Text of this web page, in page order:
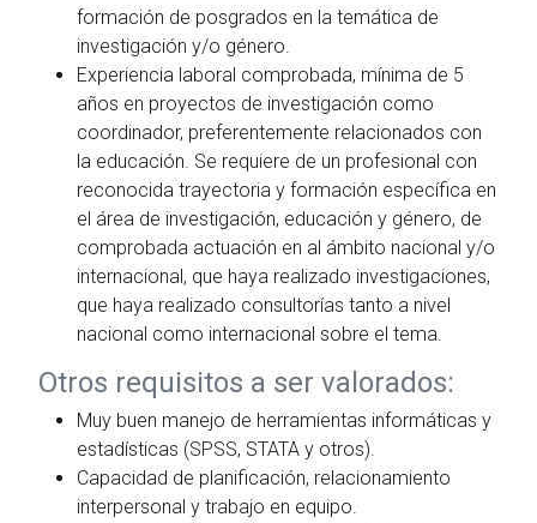
formación de posgrados en la temática de
investigación y/o género.
Experiencia laboral comprobada, mínima de 5
años en proyectos de investigación como
coordinador, preferentemente relacionados con
la educación. Se requiere de un profesional con
reconocida trayectoria y formación específica en
el área de investigación, educación y género, de
comprobada actuación en al ámbito nacional y/o
internacional, que haya realizado investigaciones,
que haya realizado consultorías tanto a nivel
nacional como internacional sobre el tema.
Otros requisitos a ser valorados:
Muy buen manejo de herramientas informáticas y
estadísticas (SPSS, STATA y otros).
Capacidad de planificación, relacionamiento
interpersonal y trabajo en equipo.